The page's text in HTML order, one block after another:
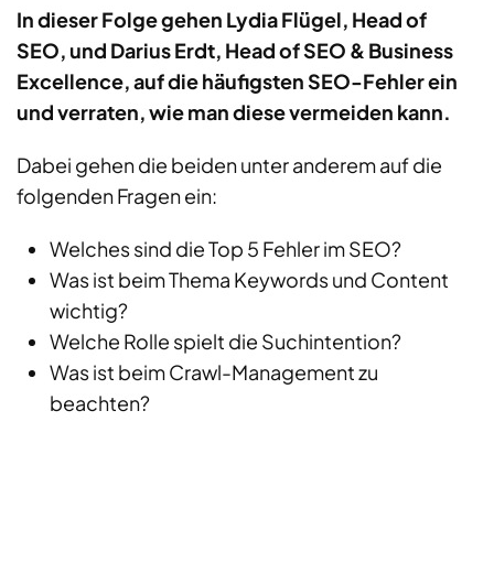
In dieser Folge gehen Lydia Flügel, Head of
SEO, und Darius Erdt, Head of SEO & Business
Excellence, auf die häufigsten SEO-Fehler ein
und verraten, wie man diese vermeiden kann.
Dabei gehen die beiden unter anderem auf die
folgenden Fragen ein:
Welches sind die Top 5 Fehler im SEO?
Was ist beim Thema Keywords und Content
wichtig?
Welche Rolle spielt die Suchintention?
Was ist beim Crawl-Management zu
beachten?